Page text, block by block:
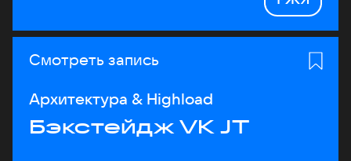
Смотреть запись
Архитектура & Highload
Бэкстейдж VK JT